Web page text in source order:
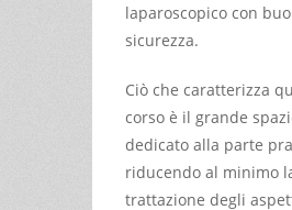
laparoscopico con
sicurezza.
Ciò che caratterizza
corso è il grande
dedicato alla parte
riducendo al minimo
trattazione degli